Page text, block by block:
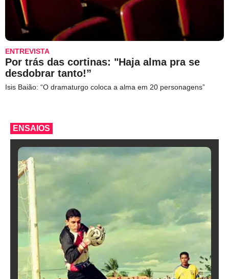
ENTREVISTA
Por trás das cortinas: "Haja alma pra se
desdobrar tanto!”
Isis Baião: “O dramaturgo coloca a alma em 20 personagens”
ENSAIOS